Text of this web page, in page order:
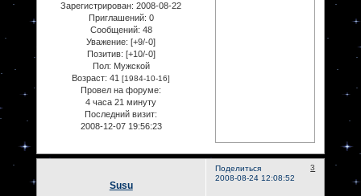
Зарегистрирован: 2008-08-22
Приглашений: 0
Сообщений: 48
Уважение: [+9/-0]
Позитив: [+10/-0]
Пол: Мужской
Возраст: 41[1984-10-16]
Провел на форуме:
4 часа 21 минуту
Последний визит:
2008-12-07 19:56:23
Поделиться
3
2008-08-24 12:08:52
Susu